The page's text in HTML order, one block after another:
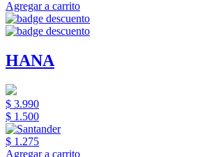
Agregar a carrito
HANA
$ 3.990
$ 1.500
$ 1.275
Agregar a carrito